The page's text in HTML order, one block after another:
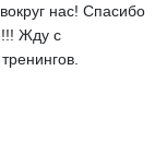
нас! Спасибо
Жду с